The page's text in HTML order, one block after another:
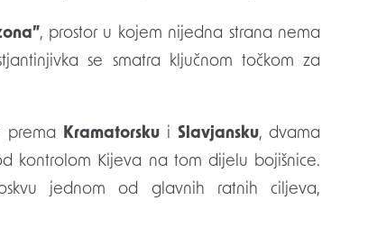
, prostor u kojem nijedna strana nema
se smatra ključnom točkom za
prema Kramatorsku iSlavjansku, dvama
kontrolom Kijeva na tom dijelu bojišnice.
jednom od glavnih ratnih ciljeva,